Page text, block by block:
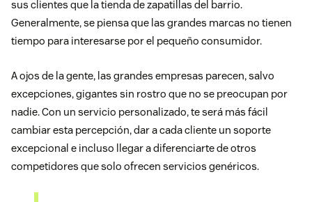
sus clientes que la tienda de zapatillas del barrio.
Generalmente, se piensa que las grandes marcas no tienen
tiempo para interesarse por el pequeño consumidor.
A ojos de la gente, las grandes empresas parecen, salvo
excepciones, gigantes sin rostro que no se preocupan por
nadie. Con un servicio personalizado, te será más fácil
cambiar esta percepción, dar a cada cliente un soporte
excepcional e incluso llegar a diferenciarte de otros
competidores que solo ofrecen servicios genéricos.